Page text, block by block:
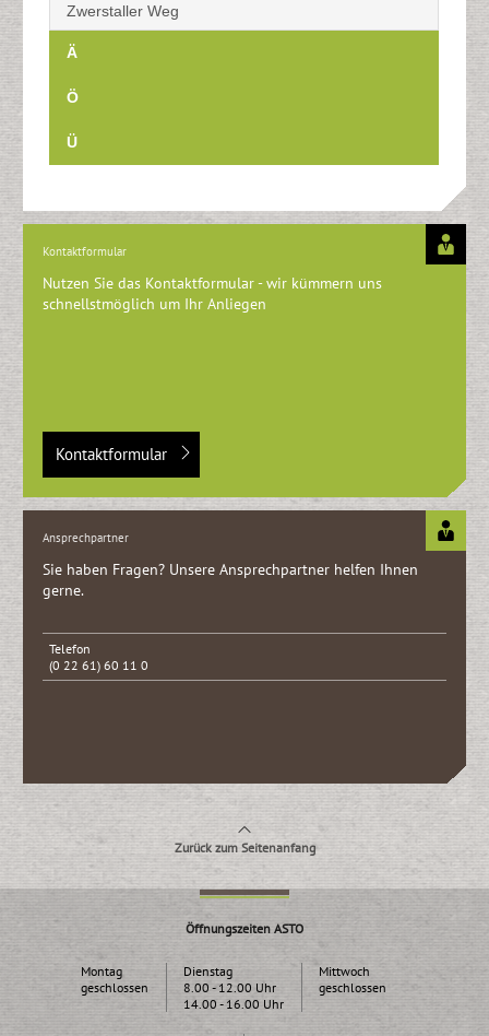
Zwerstaller Weg
Ä
Ö
Ü
Kontaktformular
Nutzen Sie das Kontaktformular - wir kümmern uns
schnellstmöglich um Ihr Anliegen
Kontaktformular
Ansprechpartner
Sie haben Fragen? Unsere Ansprech­partner helfen Ihnen
gerne.
Telefon
(0 22 61) 60 11 0
Zurück zum Seitenanfang
Öffnungszeiten ASTO
Montag
geschlossen
Dienstag
8.00 - 12.00 Uhr
14.00 - 16.00 Uhr
Mittwoch
geschlossen